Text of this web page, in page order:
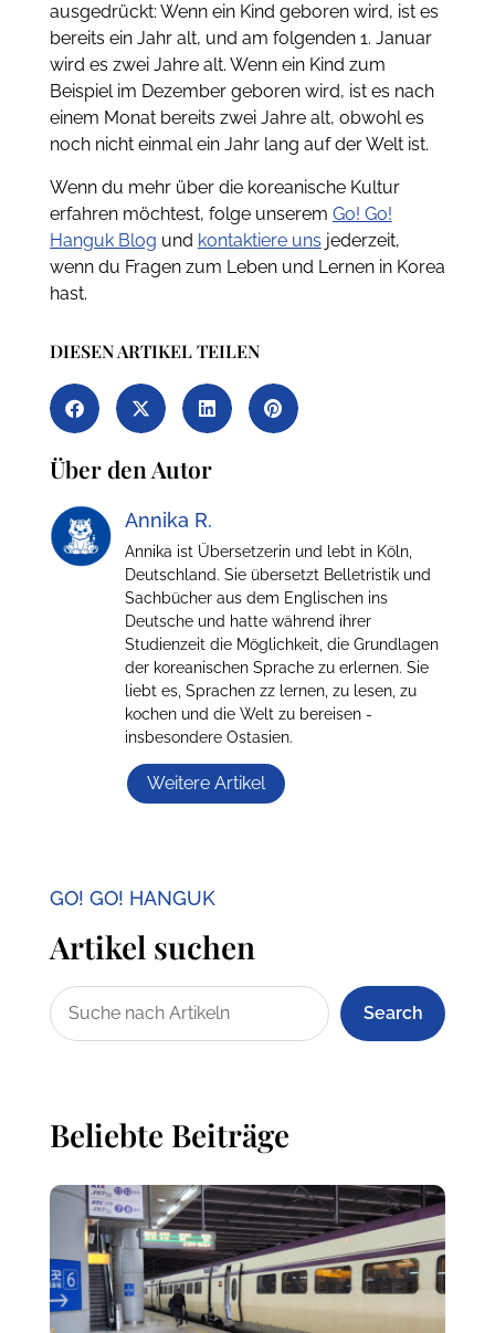
ausgedrückt: Wenn ein Kind geboren wird, ist es
bereits ein Jahr alt, und am folgenden 1. Januar
wird es zwei Jahre alt. Wenn ein Kind zum
Beispiel im Dezember geboren wird, ist es nach
einem Monat bereits zwei Jahre alt, obwohl es
noch nicht einmal ein Jahr lang auf der Welt ist.
Wenn du mehr über die koreanische Kultur
erfahren möchtest, folge unserem Go! Go!
Hanguk Blog und kontaktiere uns jederzeit,
wenn du Fragen zum Leben und Lernen in Korea
hast.
DIESEN ARTIKEL TEILEN
Über den Autor
Annika R.
Annika ist Übersetzerin und lebt in Köln,
Deutschland. Sie übersetzt Belletristik und
Sachbücher aus dem Englischen ins
Deutsche und hatte während ihrer
Studienzeit die Möglichkeit, die Grundlagen
der koreanischen Sprache zu erlernen. Sie
liebt es, Sprachen zz lernen, zu lesen, zu
kochen und die Welt zu bereisen -
insbesondere Ostasien.
Weitere Artikel
GO! GO! HANGUK
Artikel suchen
Search
Beliebte Beiträge